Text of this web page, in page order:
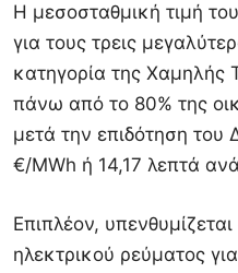
Η μεσοσταθμική τιμή
για τους τρεις
κατηγορία της
πάνω από το 80% της
μετά την επιδότηση του
€/MWh ή 14,17 λεπτά
Επιπλέον, υπενθυμίζεται
ηλεκτρικού ρεύματος